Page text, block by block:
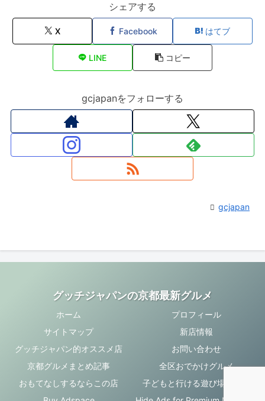
シェアする
X Facebook はてブ
LINE コピー
gcjapanをフォローする
gcjapan
グッチジャパンの京都最新グルメ
ホーム
プロフィール
サイトマップ
新店情報
グッチジャパン的オススメ店
お問い合わせ
京都グルメまとめ記事
全区おでかけグルメ
おもてなしするならこの店
子どもと行ける遊び場・お店